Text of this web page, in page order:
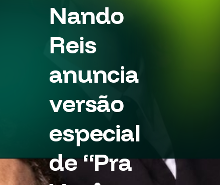
Nando
Reis
anuncia
versão
especial
de “Pra